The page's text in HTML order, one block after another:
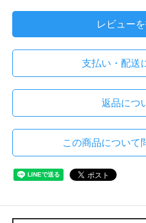
レビュー
支払い・配送
返品につ
この商品について